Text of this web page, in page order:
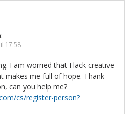
17:58
I am worried that I lack creative
makes me full of hope. Thank
can you help me?
cs/register-person?